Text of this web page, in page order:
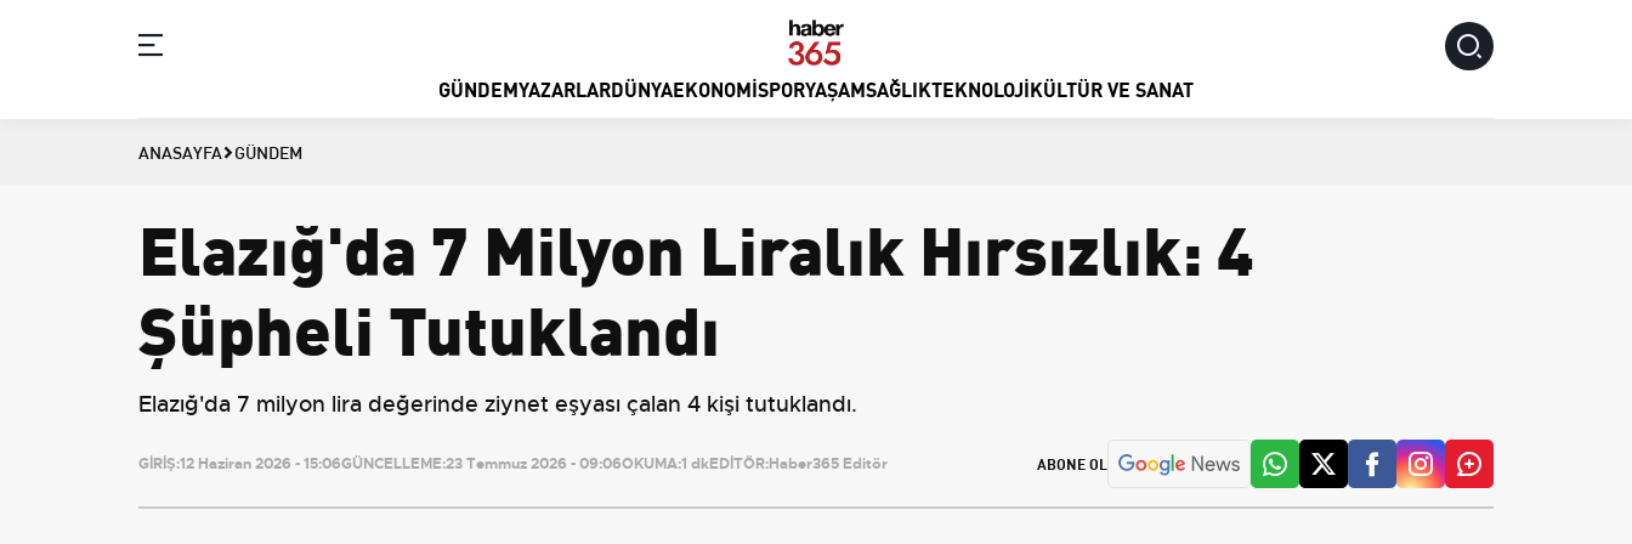
GÜNDEMYAZARLARDÜNYAEKONOMISPORYAŞAMSAĞLIKTEKNOLOJIKÜLTÜR VE SANAT
ANASAYFA GÜNDEM
Elazığ'da 7 Milyon Liralık Hırsızlık: 4
Şüpheli Tutuklandı
Elazığ'da 7 milyon lira değerinde ziynet eşyası çalan 4 kişi tutuklandı.
GİRİŞ:12 Haziran 2026 - 15:06GÜNCELLEME:23 Temmuz 2026 - 09:06OKUMA:1 dkEDİTÖR:Haber365 Editör ABONE OL